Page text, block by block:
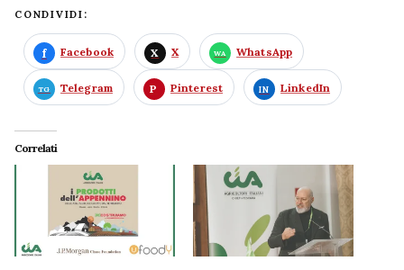
CONDIVIDI:
Facebook X WhatsApp
Telegram Pinterest LinkedIn
Correlati